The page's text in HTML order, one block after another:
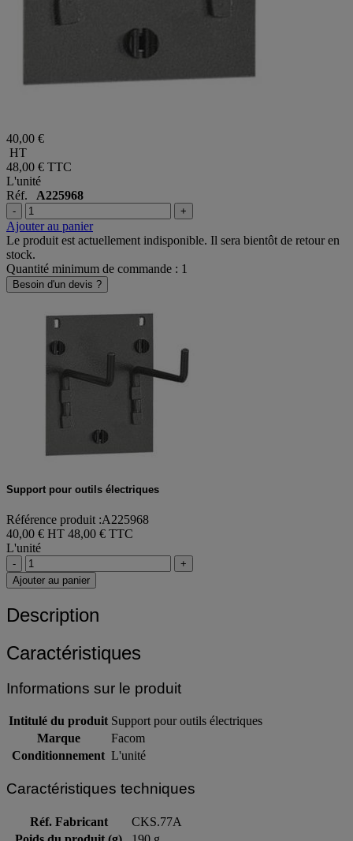
40,00 €
HT
48,00 € TTC
L'unité
Réf. A225968
- +
Ajouter au panier
Le produit est actuellement indisponible. Il sera bientôt de retour en
stock.
Quantité minimum de commande : 1
Besoin d'un devis ?
Support pour outils électriques
Référence produit :A225968
40,00 € HT 48,00 € TTC
L'unité
-
+
Ajouter au panier
Description
Caractéristiques
Informations sur le produit
Intitulé du produit Support pour outils électriques
Marque
Facom
Conditionnement L'unité
Caractéristiques techniques
Réf. Fabricant
CKS.77A